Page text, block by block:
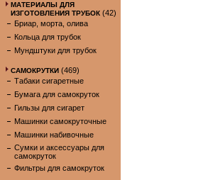
МАТЕРИАЛЫ ДЛЯ
ИЗГОТОВЛЕНИЯ ТРУБОК (42)
Бриар, морта, олива
Кольца для трубок
Мундштуки для трубок
САМОКРУТКИ (469)
Табаки сигаретные
Бумага для самокруток
Гильзы для сигарет
Машинки самокруточные
Машинки набивочные
Сумки и аксессуары для
самокруток
Фильтры для самокруток